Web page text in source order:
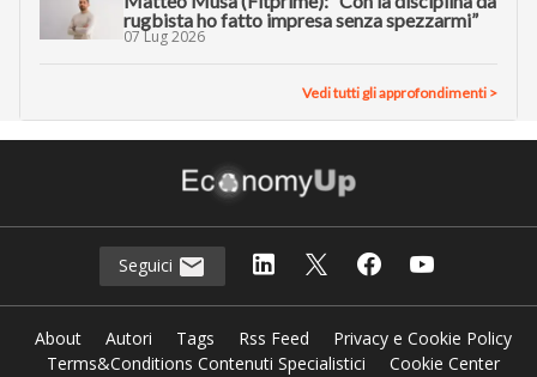
rugbista ho fatto impresa senza spezzarmi”
07 Lug 2026
Vedi tutti gli approfondimenti >
Seguici
About Autori Tags Rss Feed
Privacy e Cookie Policy
Terms&Conditions Contenuti Specialistici
Cookie Center